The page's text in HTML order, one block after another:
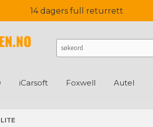
14 dagers full returrett
iCarsoft Foxwell Autel